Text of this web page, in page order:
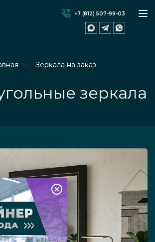
+7 (812) 507-99-03
Зеркала на заказ
зеркала